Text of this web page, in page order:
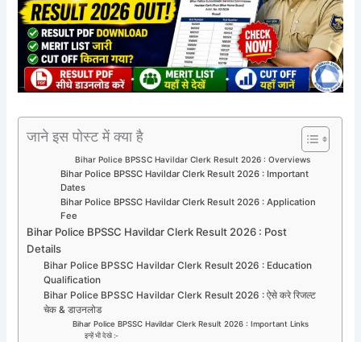
जाने इस पोस्ट में क्या है
Bihar Police BPSSC Havildar Clerk Result 2026 : Overviews
Bihar Police BPSSC Havildar Clerk Result 2026 : Important
Dates
Bihar Police BPSSC Havildar Clerk Result 2026 : Application
Fee
Bihar Police BPSSC Havildar Clerk Result 2026 : Post
Details
Bihar Police BPSSC Havildar Clerk Result 2026 : Education
Qualification
Bihar Police BPSSC Havildar Clerk Result 2026 : ऐसे करे रिजल्ट
चेक & डाउनलोड
Bihar Police BPSSC Havildar Clerk Result 2026 : Important Links
इन्हें भी देखे :-